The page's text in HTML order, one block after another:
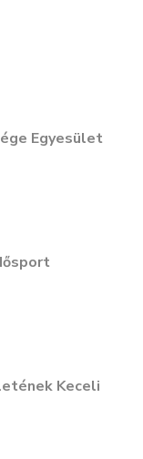
Egyesület
Keceli